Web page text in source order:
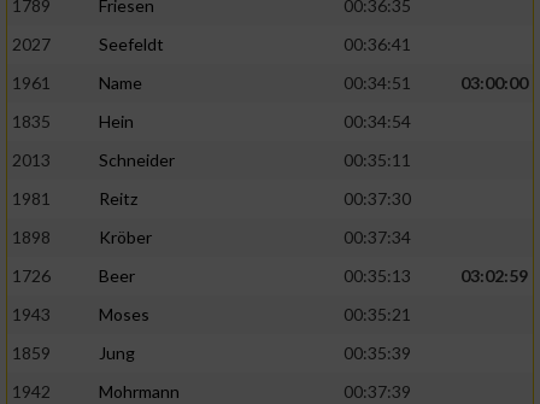
1789 Friesen
00:36:35
2027
Seefeldt
00:36:41
1961
Name 00:34:51
03:00:00
1835
Hein
00:34:54
2013
Schneider
00:35:11
1981
Reitz
00:37:30
1898
Kröber
00:37:34
1726
Beer 00:35:13
03:02:59
1943
Moses
00:35:21
1859
Jung
00:35:39
1942
Mohrmann
00:37:39